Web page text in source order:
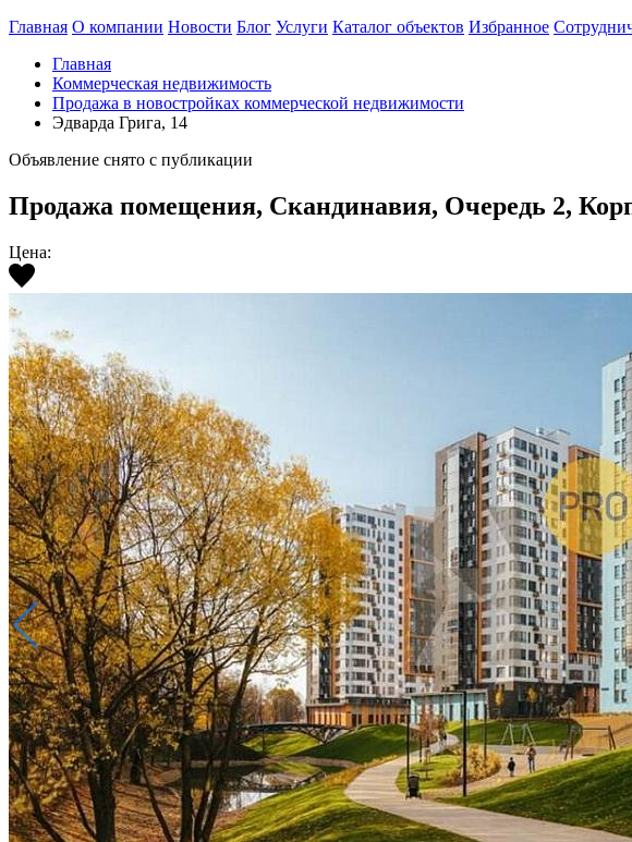
Главная О компании Новости Блог Услуги Каталог объектов Избранное
Главная
Коммерческая недвижимость
Продажа в новостройках коммерческой недвижимости
Эдварда Грига, 14
Объявление снято с публикации
Продажа помещения, Скандинавия, Очередь 2,
Цена: